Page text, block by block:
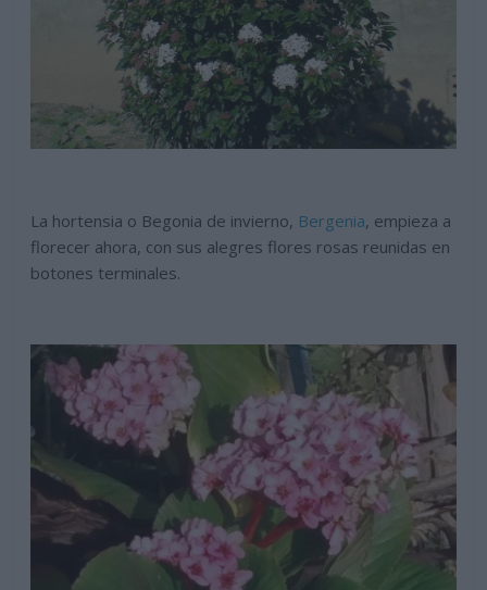
La hortensia o Begonia de invierno, Bergenia, empieza a
florecer ahora, con sus alegres flores rosas reunidas en
botones terminales.